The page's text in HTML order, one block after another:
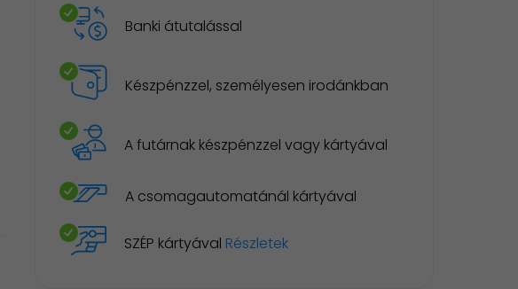
Banki átutalással
Készpénzzel, személyesen irodánkban
A futárnak készpénzzel vagy kártyával
A csomagautomatánál kártyával
SZÉP kártyával Részletek